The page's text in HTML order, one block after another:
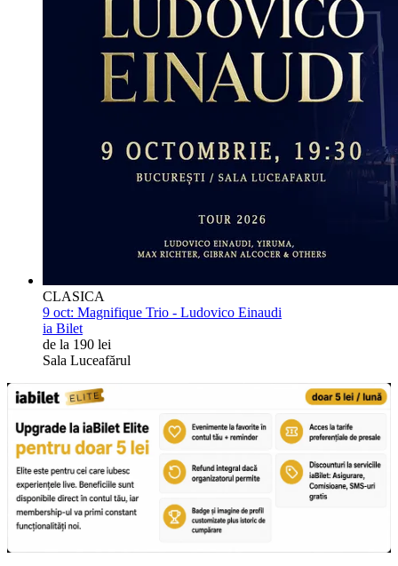
CLASICA
9 oct: Magnifique Trio - Ludovico Einaudi
ia Bilet
de la 190 lei
Sala Luceafărul